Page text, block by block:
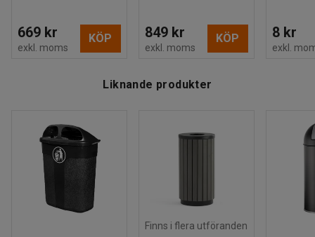
669 kr
exkl. moms
KÖP 849 kr
exkl. moms
KÖP 8 kr
exkl.
Liknande produkter
Finns i flera utföranden